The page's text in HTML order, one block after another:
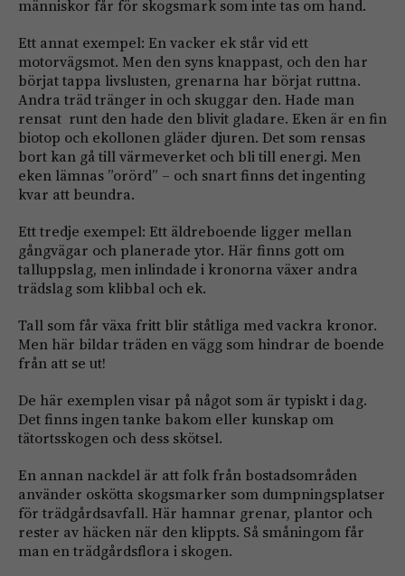
människor får för skogsmark som inte tas om hand.
Ett annat exempel: En vacker ek står vid ett
motorvägsmot. Men den syns knappast, och den har
börjat tappa livslusten, grenarna har börjat ruttna.
Andra träd tränger in och skuggar den. Hade man
rensat runt den hade den blivit gladare. Eken är en fin
biotop och ekollonen gläder djuren. Det som rensas
bort kan gå till värmeverket och bli till energi. Men
eken lämnas ”orörd” – och snart finns det ingenting
kvar att beundra.
Ett tredje exempel: Ett äldreboende ligger mellan
gångvägar och planerade ytor. Här finns gott om
talluppslag, men inlindade i kronorna växer andra
trädslag som klibbal och ek.
Tall som får växa fritt blir ståtliga med vackra kronor.
Men här bildar träden en vägg som hindrar de boende
från att se ut!
De här exemplen visar på något som är typiskt i dag.
Det finns ingen tanke bakom eller kunskap om
tätortsskogen och dess skötsel.
En annan nackdel är att folk från bostadsområden
använder oskötta skogsmarker som dumpningsplatser
för trädgårdsavfall. Här hamnar grenar, plantor och
rester av häcken när den klippts. Så småningom får
man en trädgårdsflora i skogen.